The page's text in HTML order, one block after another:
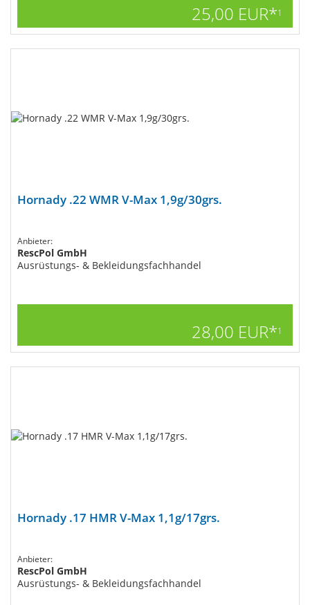
25,00 EUR*1
Hornady .22 WMR V-Max 1,9g/30grs.
Anbieter:
RescPol GmbH
Ausrüstungs- & Bekleidungsfachhandel
28,00 EUR*1
Hornady .17 HMR V-Max 1,1g/17grs.
Anbieter:
RescPol GmbH
Ausrüstungs- & Bekleidungsfachhandel